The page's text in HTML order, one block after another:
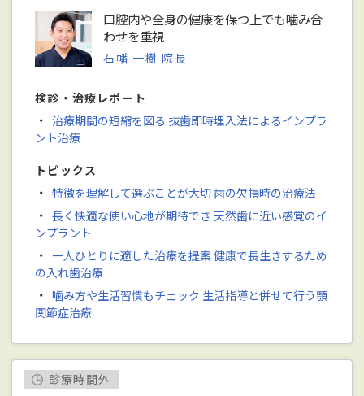
口腔内や全身の健康を保つ上でも噛み合
わせを重視
石幡 一樹 院長
検診・治療レポート
・ 治療期間の短縮を図る 抜歯即時埋入法によるインプラ
ント治療
トピックス
・ 特徴を理解して選ぶことが大切 歯の欠損時の治療法
・ 長く快適な使い心地が期待でき 天然歯に近い感覚のイ
ンプラント
・ 一人ひとりに適した治療を提案 健康で長生きするため
の入れ歯治療
・ 噛み方や生活習慣もチェック 生活指導と併せて行う顎
関節症治療
診療時間外